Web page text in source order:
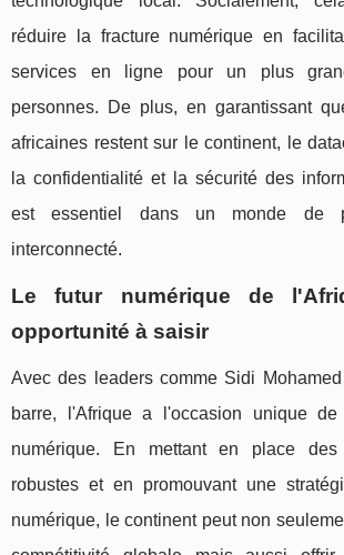
réduire la fracture numérique en
services en ligne pour un plus
personnes. De plus, en garantissant
africaines restent sur le continent, le
la confidentialité et la sécurité des
est essentiel dans un monde de
interconnecté.
Le futur numérique de
opportunité à saisir
Avec des leaders comme Sidi
barre, l'Afrique a l'occasion unique
numérique. En mettant en place des
robustes et en promouvant une
numérique, le continent peut non